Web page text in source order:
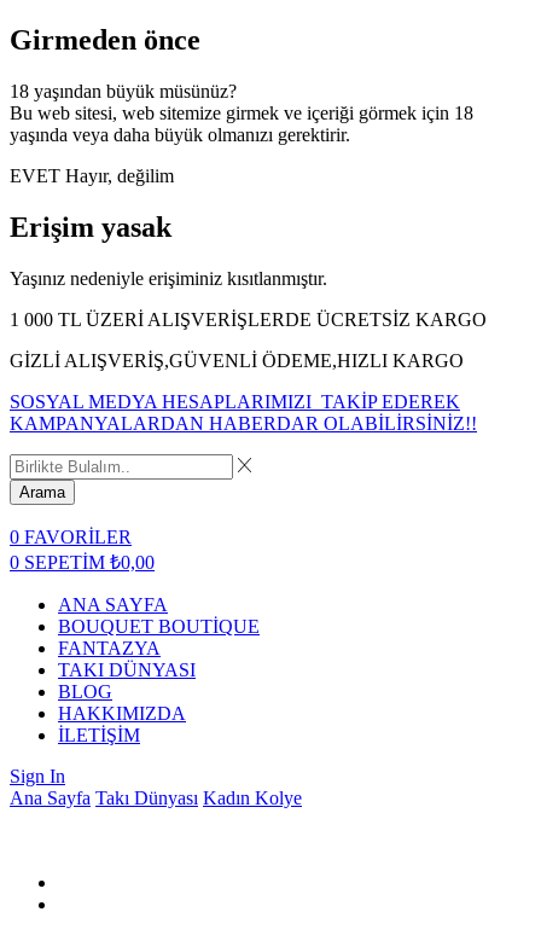
Girmeden önce
18 yaşından büyük müsünüz?
Bu web sitesi, web sitemize girmek ve içeriği görmek için 18
yaşında veya daha büyük olmanızı gerektirir.
EVET Hayır, değilim
Erişim yasak
Yaşınız nedeniyle erişiminiz kısıtlanmıştır.
1 000 TL ÜZERİ ALIŞVERİŞLERDE ÜCRETSİZ KARGO
GİZLİ ALIŞVERİŞ,GÜVENLİ ÖDEME,HIZLI KARGO
SOSYAL MEDYA HESAPLARIMIZI TAKİP EDEREK
KAMPANYALARDAN HABERDAR OLABİLİRSİNİZ!!
Arama
0 FAVORİLER
0 SEPETİM ₺0,00
ANA SAYFA
BOUQUET BOUTİQUE
FANTAZYA
TAKI DÜNYASI
BLOG
HAKKIMIZDA
İLETİŞİM
Sign In
Ana Sayfa Takı Dünyası Kadın Kolye